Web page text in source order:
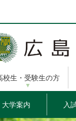
校生・受験生の方
大学案内 入